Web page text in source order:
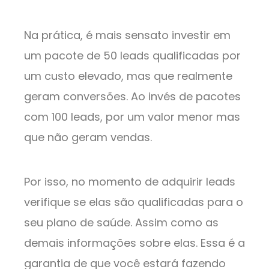
Na prática, é mais sensato investir em
um pacote de 50 leads qualificadas por
um custo elevado, mas que realmente
geram conversões. Ao invés de pacotes
com 100 leads, por um valor menor mas
que não geram vendas.
Por isso, no momento de adquirir leads
verifique se elas são qualificadas para o
seu plano de saúde. Assim como as
demais informações sobre elas. Essa é a
garantia de que você estará fazendo